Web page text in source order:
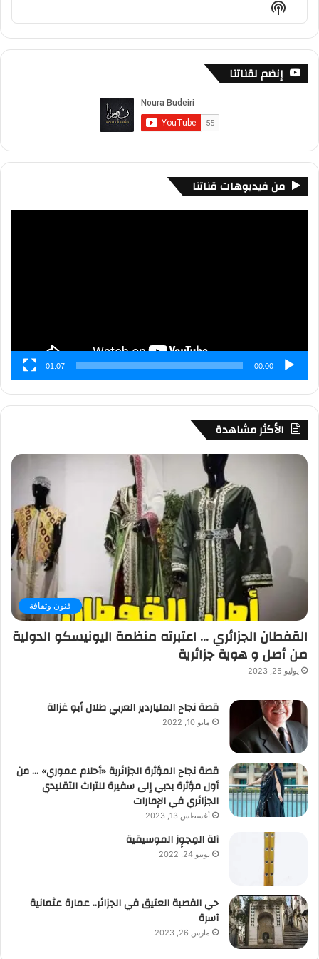
Show
Podcast
Information
إنضم لقناتنا
من فيديوهات قناتنا
00:00
01:07
الأكثر مشاهدة
فنون وثقافة
القفطان الجزائري … اعتبرته منظمة اليونيسكو الدولية
من أصل و هوية جزائرية
يوليو 25, 2023
قصة نجاح الملياردير العربي طلال أبو غزالة
مايو 10, 2022
قصة نجاح المؤثرة الجزائرية «أحلام عموري» … من
أول مؤثرة بدبي إلى سفيرة للتراث التقليدي
الجزائري في الإمارات
أغسطس 13, 2023
آلة المِجوِز الموسيقية‎‎
يونيو 24, 2022
حي القصبة العتيق في الجزائر.. عمارة عثمانية
آسرة
مارس 26, 2023